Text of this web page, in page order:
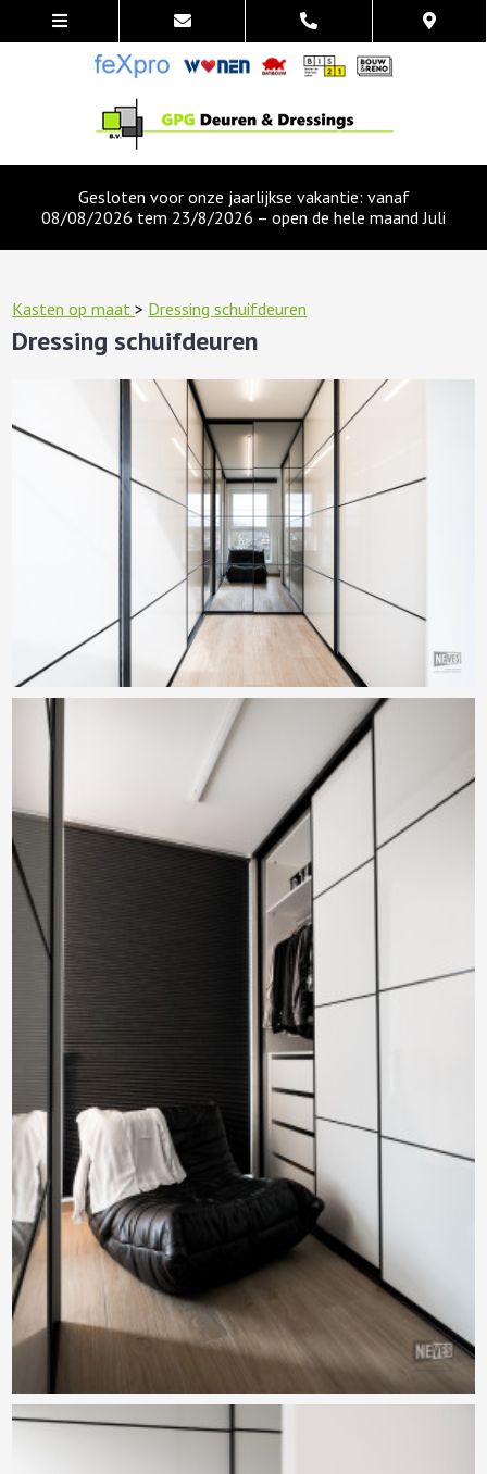
Gesloten voor onze jaarlijkse vakantie: vanaf
08/08/2026 tem 23/8/2026 – open de hele maand Juli
Kasten op maat> Dressing schuifdeuren
Dressing schuifdeuren